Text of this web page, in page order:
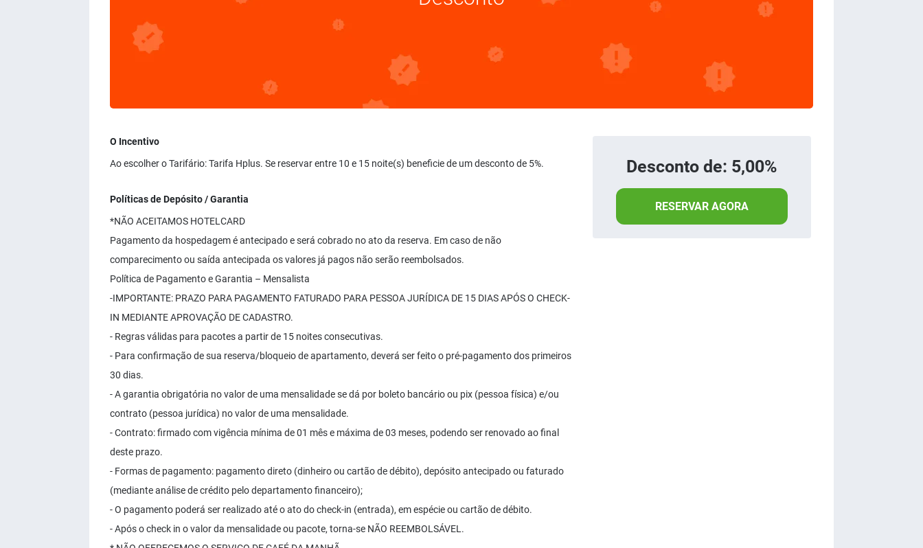
O Incentivo
Ao escolher o Tarifário: Tarifa Hplus. Se reservar entre 10 e 15 noite(s) beneficie de um desconto de 5%.
Políticas de Depósito / Garantia
*NÃO ACEITAMOS HOTELCARD
Pagamento da hospedagem é antecipado e será cobrado no ato da reserva. Em caso de não
comparecimento ou saída antecipada os valores já pagos não serão reembolsados.
Política de Pagamento e Garantia – Mensalista
-IMPORTANTE: PRAZO PARA PAGAMENTO FATURADO PARA PESSOA JURÍDICA DE 15 DIAS APÓS O CHECK-
IN MEDIANTE APROVAÇÃO DE CADASTRO.
- Regras válidas para pacotes a partir de 15 noites consecutivas.
- Para confirmação de sua reserva/bloqueio de apartamento, deverá ser feito o pré-pagamento dos primeiros
30 dias.
- A garantia obrigatória no valor de uma mensalidade se dá por boleto bancário ou pix (pessoa física) e/ou
contrato (pessoa jurídica) no valor de uma mensalidade.
- Contrato: firmado com vigência mínima de 01 mês e máxima de 03 meses, podendo ser renovado ao final
deste prazo.
- Formas de pagamento: pagamento direto (dinheiro ou cartão de débito), depósito antecipado ou faturado
(mediante análise de crédito pelo departamento financeiro);
- O pagamento poderá ser realizado até o ato do check-in (entrada), em espécie ou cartão de débito.
- Após o check in o valor da mensalidade ou pacote, torna-se NÃO REEMBOLSÁVEL.
Desconto de: 5,00%
RESERVAR AGORA